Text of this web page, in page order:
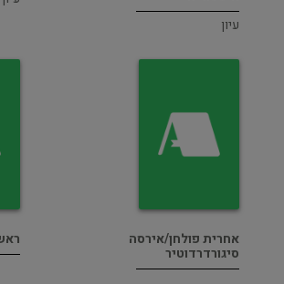
עיון
אחרית פולחן/אירסה
סיגורדרדוטיר